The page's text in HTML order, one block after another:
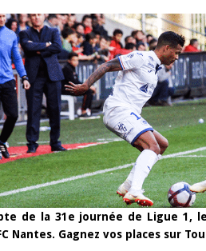
de la 31e journée de Ligue 1,
Nantes. Gagnez vos places sur